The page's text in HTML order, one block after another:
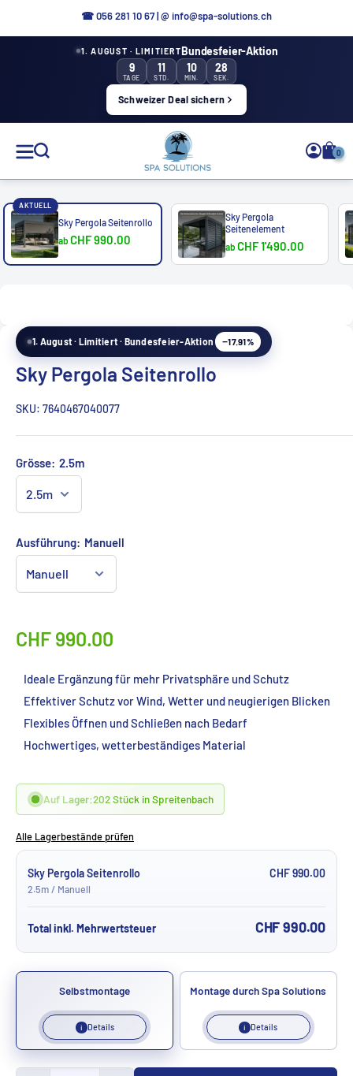
☎ 056 281 10 67|@ info@spa-solutions.ch
1. AUGUST · LIMITIERTBundesfeier-Aktion
9
TAGE
11
STD.
10
MIN.
26
SEK.
Schweizer Deal sichern
Solutions
0
AKTUELL
Sky Pergola Seitenrollo
ab CHF 990.00
Sky Pergola
Seitenelement
ab CHF 1'490.00
1. August · Limitiert · Bundesfeier-Aktion −17.91%
Sky Pergola Seitenrollo
SKU: 7640467040077
Grösse: 2.5m
Ausführung: Manuell
CHF 990.00
Ideale Ergänzung für mehr Privatsphäre und Schutz
Effektiver Schutz vor Wind, Wetter und neugierigen Blicken
Flexibles Öffnen und Schließen nach Bedarf
Hochwertiges, wetterbeständiges Material
Auf Lager:202 Stück in Spreitenbach
Alle Lagerbestände prüfen
Sky Pergola Seitenrollo
2.5m / Manuell
CHF 990.00
Total inkl. Mehrwertsteuer CHF 990.00
Selbstmontage
i Details
Montage durch Spa Solutions
i Details